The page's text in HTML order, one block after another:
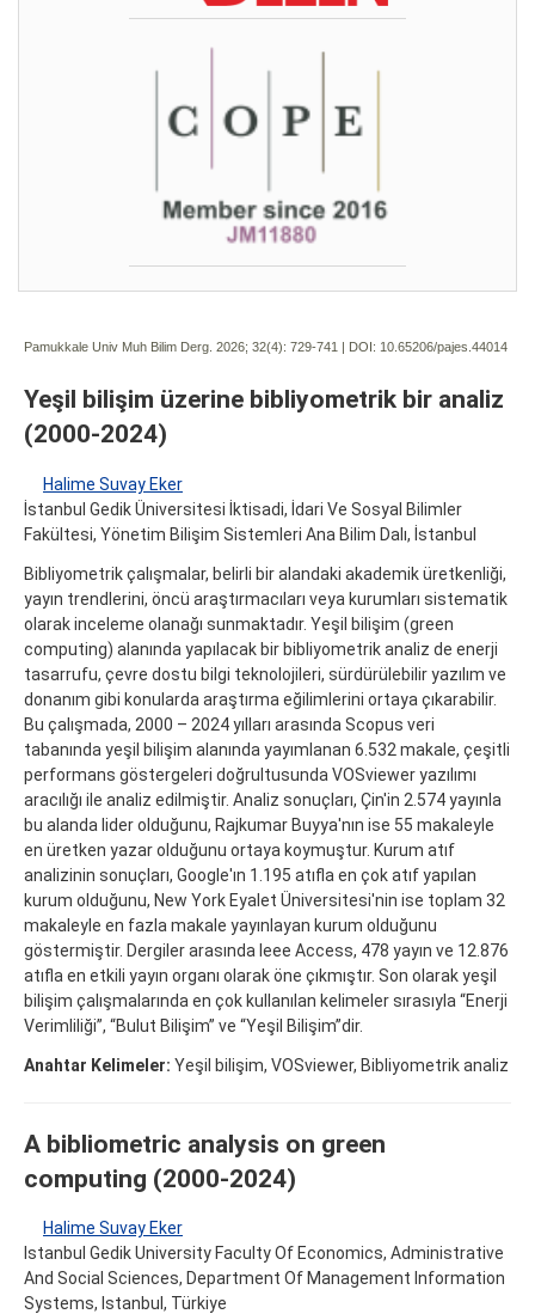
Pamukkale Univ Muh Bilim Derg. 2026; 32(4): 729-741 | DOI: 10.65206/pajes.44014
Yeşil bilişim üzerine bibliyometrik bir analiz
(2000-2024)
Halime Suvay Eker
İstanbul Gedik Üniversitesi İktisadi, İdari Ve Sosyal Bilimler
Fakültesi, Yönetim Bilişim Sistemleri Ana Bilim Dalı, İstanbul
Bibliyometrik çalışmalar, belirli bir alandaki akademik üretkenliği,
yayın trendlerini, öncü araştırmacıları veya kurumları sistematik
olarak inceleme olanağı sunmaktadır. Yeşil bilişim (green
computing) alanında yapılacak bir bibliyometrik analiz de enerji
tasarrufu, çevre dostu bilgi teknolojileri, sürdürülebilir yazılım ve
donanım gibi konularda araştırma eğilimlerini ortaya çıkarabilir.
Bu çalışmada, 2000 – 2024 yılları arasında Scopus veri
tabanında yeşil bilişim alanında yayımlanan 6.532 makale, çeşitli
performans göstergeleri doğrultusunda VOSviewer yazılımı
aracılığı ile analiz edilmiştir. Analiz sonuçları, Çin'in 2.574 yayınla
bu alanda lider olduğunu, Rajkumar Buyya'nın ise 55 makaleyle
en üretken yazar olduğunu ortaya koymuştur. Kurum atıf
analizinin sonuçları, Google'ın 1.195 atıfla en çok atıf yapılan
kurum olduğunu, New York Eyalet Üniversitesi'nin ise toplam 32
makaleyle en fazla makale yayınlayan kurum olduğunu
göstermiştir. Dergiler arasında Ieee Access, 478 yayın ve 12.876
atıfla en etkili yayın organı olarak öne çıkmıştır. Son olarak yeşil
bilişim çalışmalarında en çok kullanılan kelimeler sırasıyla “Enerji
Verimliliği”, “Bulut Bilişim” ve “Yeşil Bilişim”dir.
Anahtar Kelimeler: Yeşil bilişim, VOSviewer, Bibliyometrik analiz
A bibliometric analysis on green
computing (2000-2024)
Halime Suvay Eker
Istanbul Gedik University Faculty Of Economics, Administrative
And Social Sciences, Department Of Management Information
Systems, Istanbul, Türkiye